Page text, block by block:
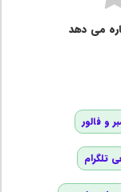
می دهد
و فالور
تلگرام